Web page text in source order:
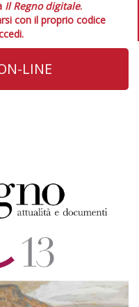
Il Regno digitale.
con il proprio codice
LINE